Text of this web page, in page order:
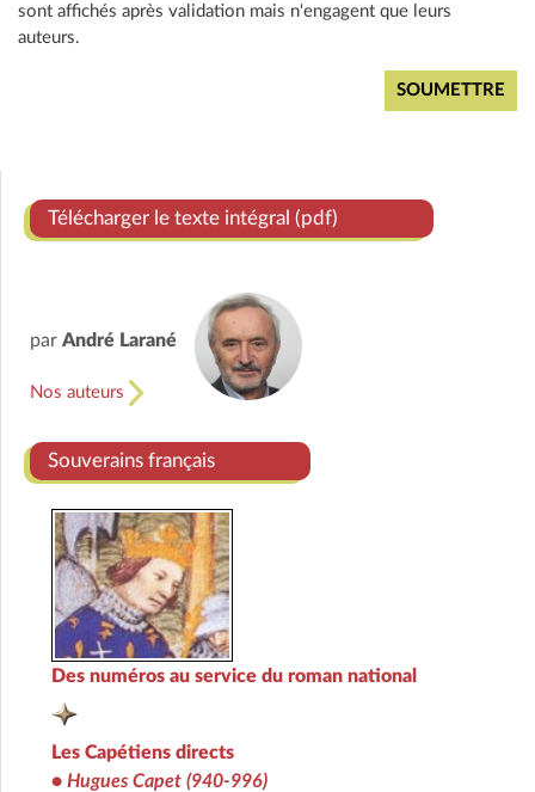
sont affichés après validation mais n'engagent que leurs
auteurs.
Télécharger le texte intégral (pdf)
par André Larané
Nos auteurs
Souverains français
Des numéros au service du roman national
Les Capétiens directs
• Hugues Capet (940-996)